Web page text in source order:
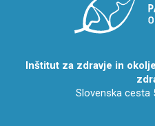
Inštitut za zdravje in
Slovenska cesta